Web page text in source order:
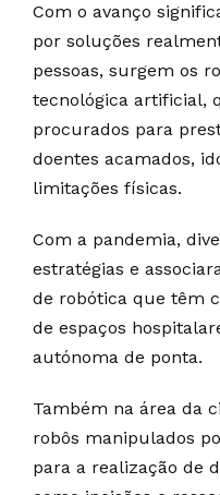
Com o avanço
por soluções
pessoas, surgem os
tecnológica artificial,
procurados para
doentes acamados,
limitações físicas.
Com a pandemia,
estratégias e
de robótica que têm
de espaços
autónoma de ponta.
Também na área da
robôs manipulados
para a realização de